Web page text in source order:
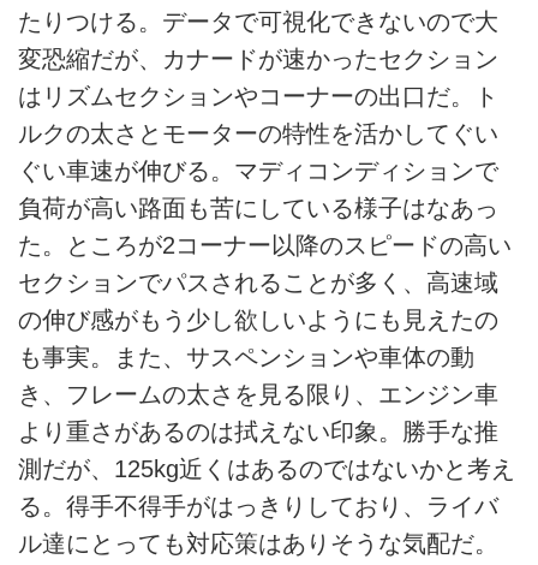
たりつける。データで可視化できないので大
変恐縮だが、カナードが速かったセクション
はリズムセクションやコーナーの出口だ。ト
ルクの太さとモーターの特性を活かしてぐい
ぐい車速が伸びる。マディコンディションで
負荷が高い路面も苦にしている様子はなあっ
た。ところが2コーナー以降のスピードの高い
セクションでパスされることが多く、高速域
の伸び感がもう少し欲しいようにも見えたの
も事実。また、サスペンションや車体の動
き、フレームの太さを見る限り、エンジン車
より重さがあるのは拭えない印象。勝手な推
測だが、125kg近くはあるのではないかと考え
る。得手不得手がはっきりしており、ライバ
ル達にとっても対応策はありそうな気配だ。